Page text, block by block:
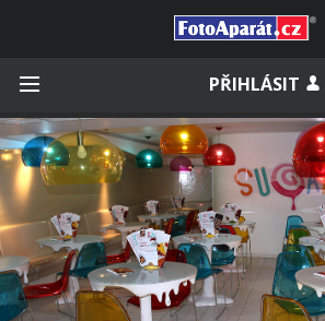
PŘIHLÁSIT
Zapamatovat
Zapomněli jste heslo?